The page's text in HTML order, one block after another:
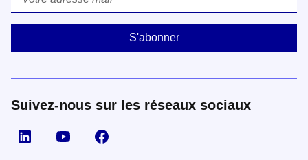
Suivez-nous sur les réseaux sociaux
Suivez nous sur LinkedIn
Suivez nous sur YouTube